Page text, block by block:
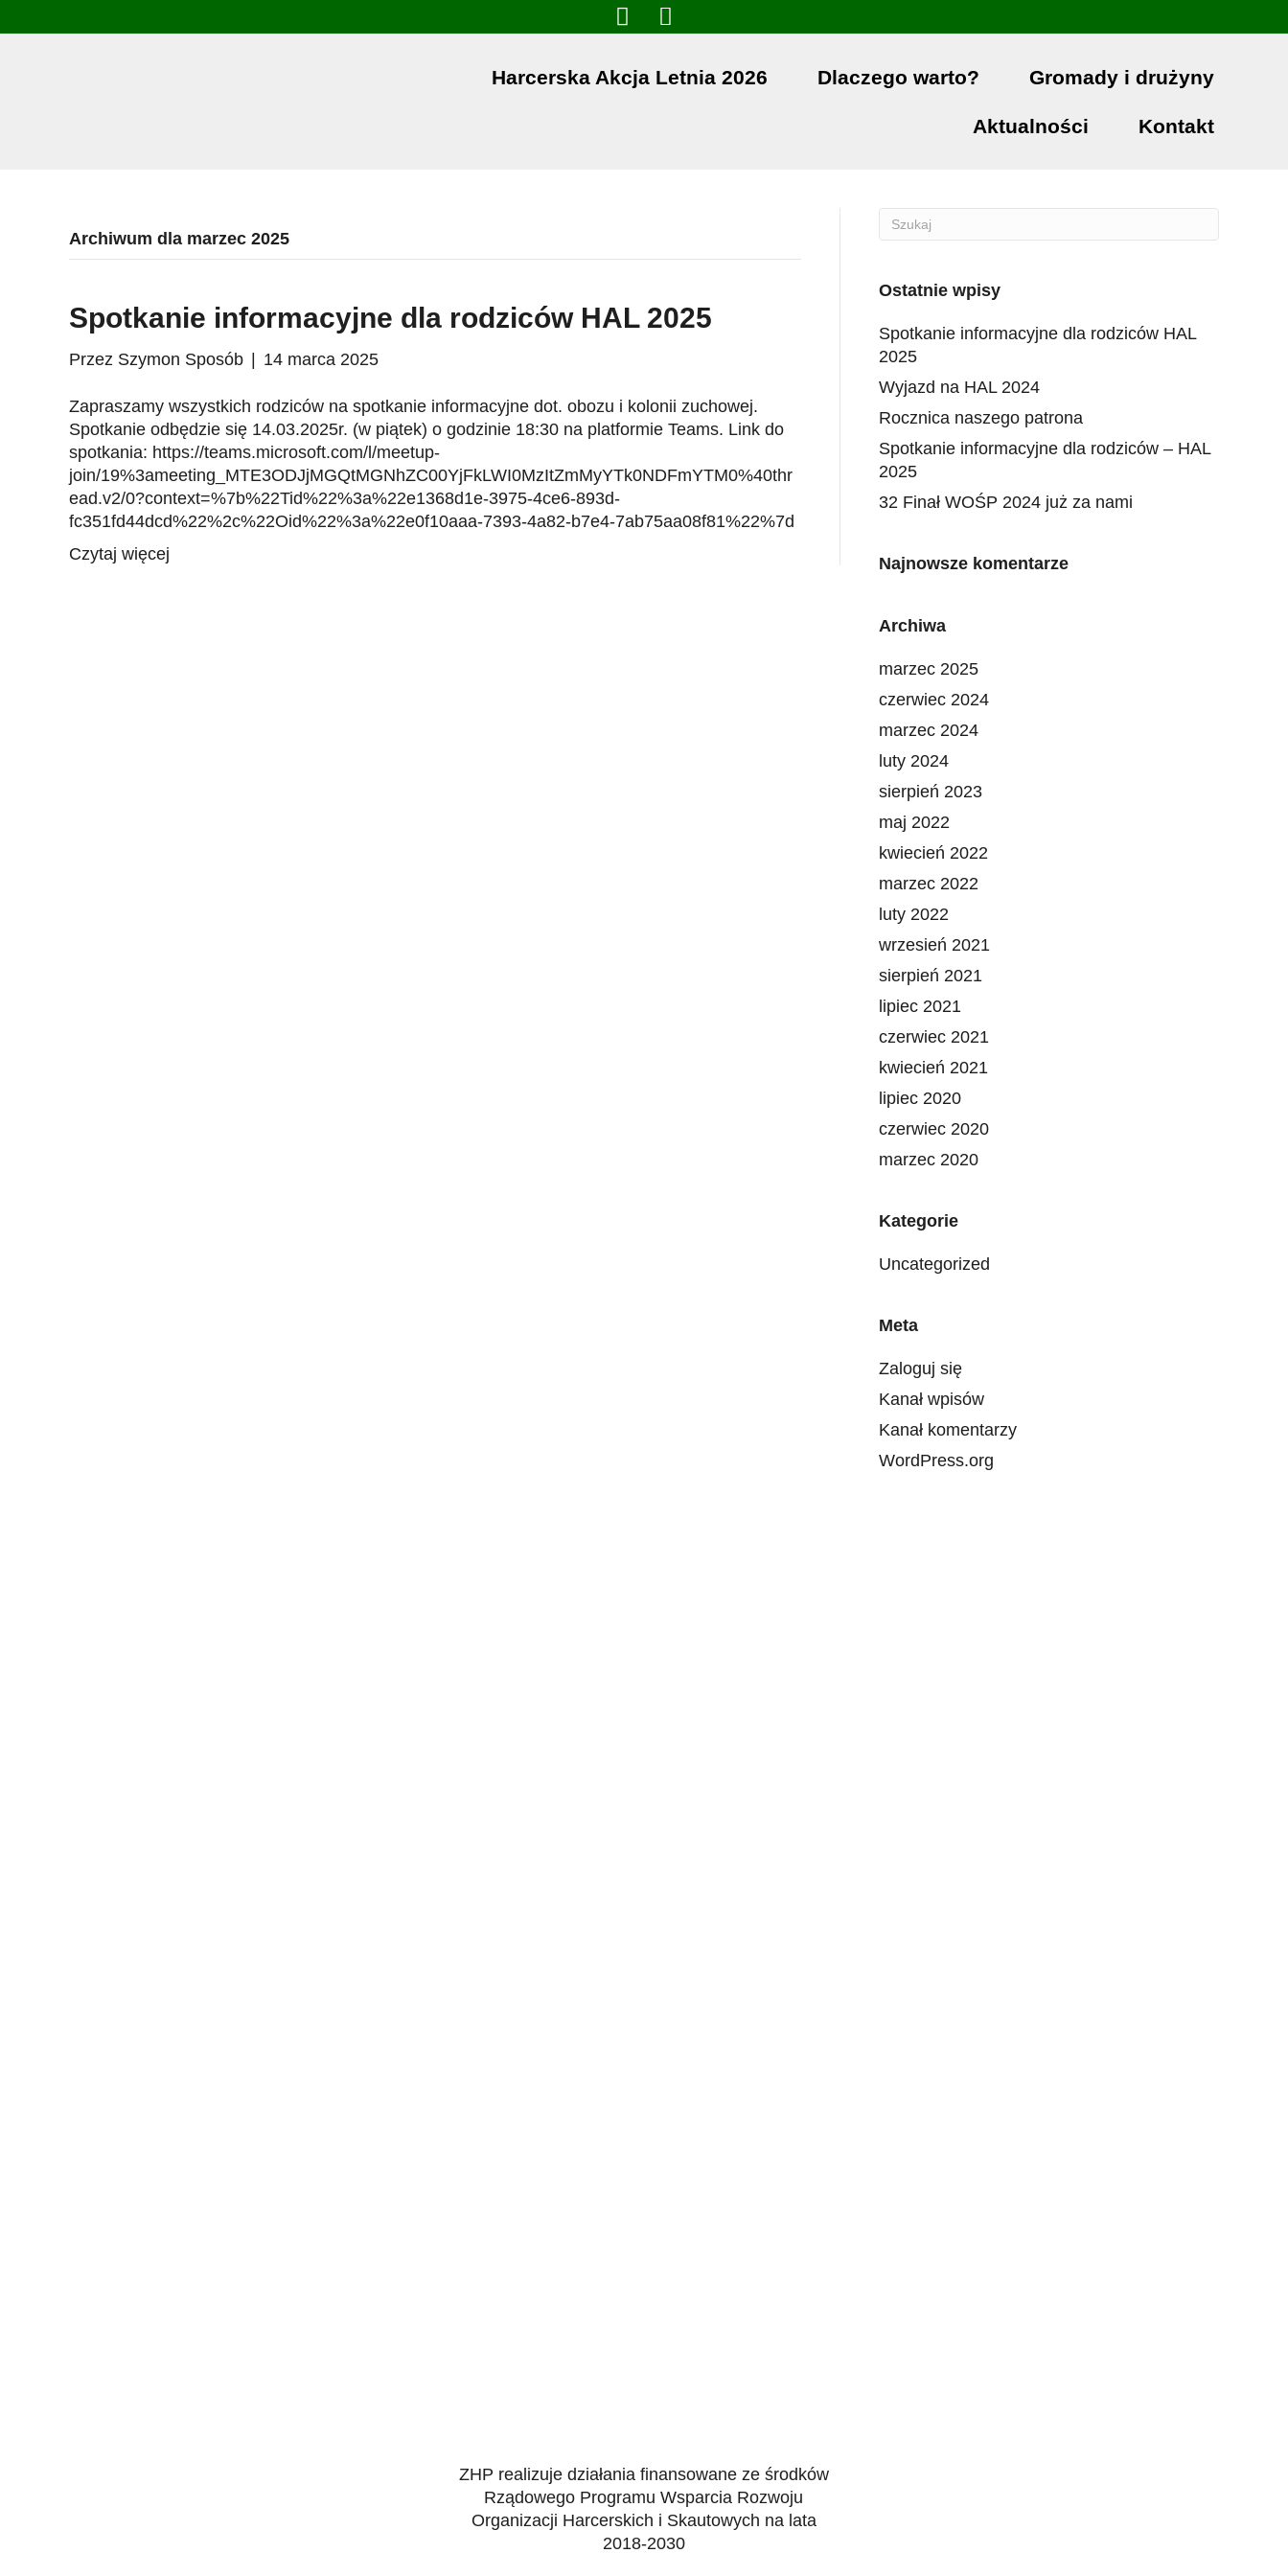
Harcerska Akcja Letnia 2026 Dlaczego warto? Gromady i drużyny
Aktualności Kontakt
Archiwum dla marzec 2025
Spotkanie informacyjne dla rodziców HAL 2025
Przez Szymon Sposób 14 marca 2025
Zapraszamy wszystkich rodziców na spotkanie informacyjne dot. obozu i kolonii zuchowej.
Spotkanie odbędzie się 14.03.2025r. (w piątek) o godzinie 18:30 na platformie Teams. Link do
spotkania: https://teams.microsoft.com/l/meetup-
join/19%3ameeting_MTE3ODJjMGQtMGNhZC00YjFkLWI0MzItZmMyYTk0NDFmYTM0%40thr
ead.v2/0?context=%7b%22Tid%22%3a%22e1368d1e-3975-4ce6-893d-
fc351fd44dcd%22%2c%22Oid%22%3a%22e0f10aaa-7393-4a82-b7e4-7ab75aa08f81%22%7d
Czytaj więcej
Ostatnie wpisy
Spotkanie informacyjne dla rodziców HAL
2025
Wyjazd na HAL 2024
Rocznica naszego patrona
Spotkanie informacyjne dla rodziców – HAL
2025
32 Finał WOŚP 2024 już za nami
Najnowsze komentarze
Archiwa
marzec 2025
czerwiec 2024
marzec 2024
luty 2024
sierpień 2023
maj 2022
kwiecień 2022
marzec 2022
luty 2022
wrzesień 2021
sierpień 2021
lipiec 2021
czerwiec 2021
kwiecień 2021
lipiec 2020
czerwiec 2020
marzec 2020
Kategorie
Uncategorized
Meta
Zaloguj się
Kanał wpisów
Kanał komentarzy
WordPress.org
ZHP realizuje działania finansowane ze środków
Rządowego Programu Wsparcia Rozwoju
Organizacji Harcerskich i Skautowych na lata
2018-2030